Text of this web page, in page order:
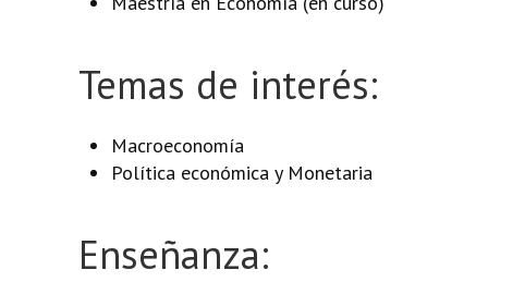
Temas de interés:
Macroeconomía
Política económica y Monetaria
Enseñanza: